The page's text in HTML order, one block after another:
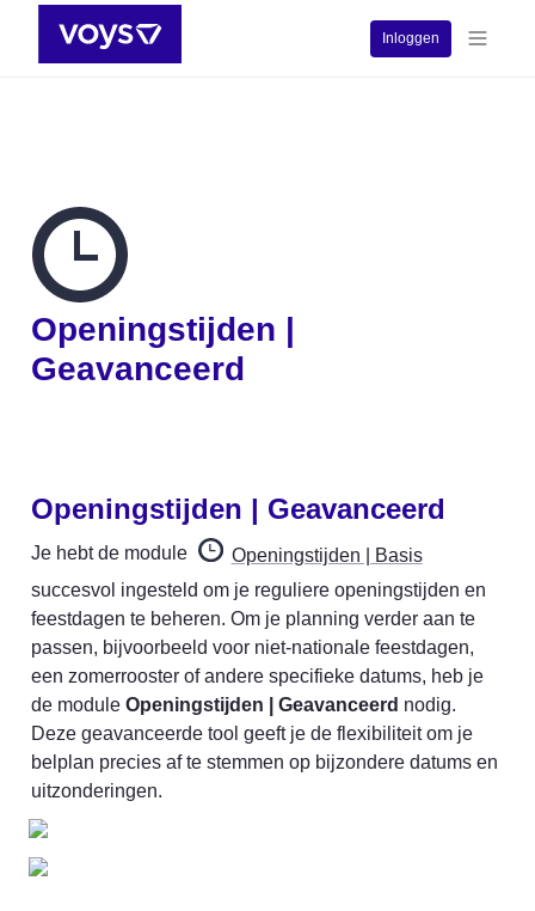
Inloggen
Openingstijden |
Geavanceerd
Openingstijden | Geavanceerd
Je hebt de module
Openingstijden | Basis
succesvol ingesteld om je reguliere openingstijden en
feestdagen te beheren. Om je planning verder aan te
passen, bijvoorbeeld voor niet-nationale feestdagen,
een zomerrooster of andere specifieke datums, heb je
de module Openingstijden | Geavanceerd nodig.
Deze geavanceerde tool geeft je de flexibiliteit om je
belplan precies af te stemmen op bijzondere datums en
uitzonderingen.